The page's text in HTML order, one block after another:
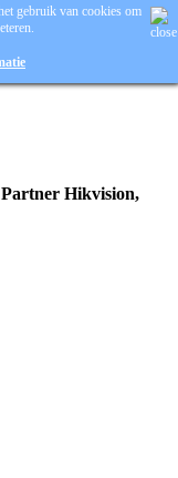
Partner Hikvision,
gebruik van cookies om